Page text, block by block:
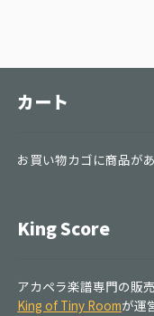
カート
お買い物カゴに商品が
King Score
アカペラ楽譜専門の販
King of Tiny Roomが運